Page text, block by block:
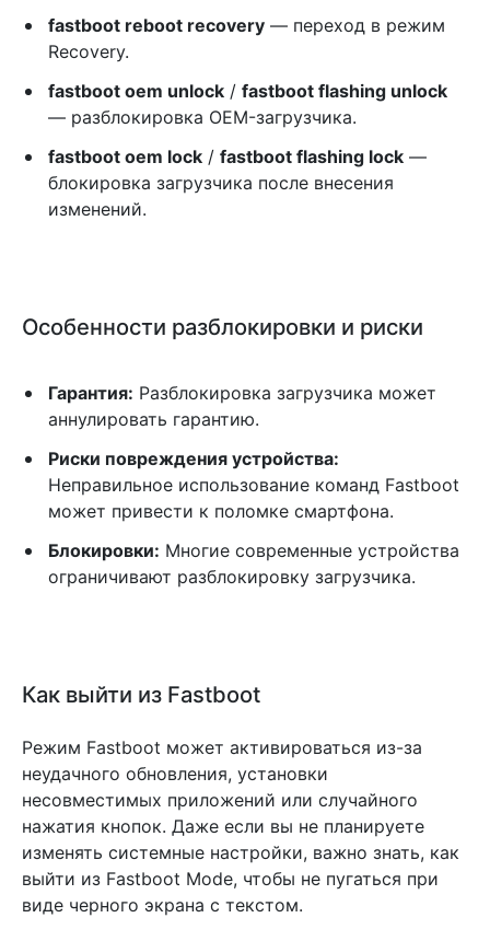
fastboot reboot recovery — переход в режим
Recovery.
fastboot oem unlock / fastboot flashing unlock
— разблокировка OEM-загрузчика.
fastboot oem lock / fastboot flashing lock —
блокировка загрузчика после внесения
изменений.
Особенности разблокировки и риски
Гарантия: Разблокировка загрузчика может
аннулировать гарантию.
Риски повреждения устройства:
Неправильное использование команд Fastboot
может привести к поломке смартфона.
Блокировки: Многие современные устройства
ограничивают разблокировку загрузчика.
Как выйти из Fastboot
Режим Fastboot может активироваться из-за
неудачного обновления, установки
несовместимых приложений или случайного
нажатия кнопок. Даже если вы не планируете
изменять системные настройки, важно знать, как
выйти из Fastboot Mode, чтобы не пугаться при
виде черного экрана с текстом.